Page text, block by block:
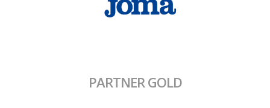
PARTNER GOLD